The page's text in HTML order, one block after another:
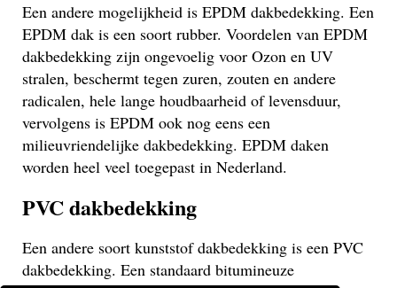
Een andere mogelijkheid is EPDM dakbedekking. Een
EPDM dak is een soort rubber. Voordelen van EPDM
dakbedekking zijn ongevoelig voor Ozon en UV
stralen, beschermt tegen zuren, zouten en andere
radicalen, hele lange houdbaarheid of levensduur,
vervolgens is EPDM ook nog eens een
milieuvriendelijke dakbedekking. EPDM daken
worden heel veel toegepast in Nederland.
PVC dakbedekking
Een andere soort kunststof dakbedekking is een PVC
dakbedekking. Een standaard bitumineuze